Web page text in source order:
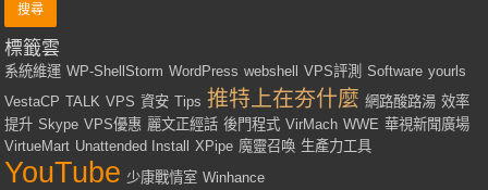
標籤雲
系統維運 WP-ShellStorm WordPress webshell VPS評測 Software yourls
VestaCP TALK VPS 資安 Tips 推特上在夯什麼 網路酸路湯 效率
提升 Skype VPS優惠 麗文正經話 後門程式 VirMach WWE 華視新聞廣場
VirtueMart Unattended Install XPipe 魔靈召喚 生產力工具
YouTube 少康戰情室 Winhance